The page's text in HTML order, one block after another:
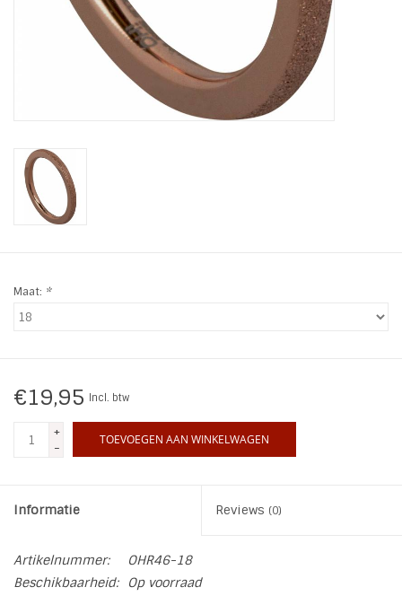
Ohlala Jewels
LIFESTYLE PRODUCTEN
SALE
Blog
Maat: *
€19,95 Incl. btw
+
-
TOEVOEGEN AAN WINKELWAGEN
Informatie Reviews (0)
Artikelnummer:
OHR46-18
Beschikbaarheid:
Op voorraad